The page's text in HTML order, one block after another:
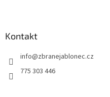
Kontakt
info@zbranejablonec.cz
775 303 446